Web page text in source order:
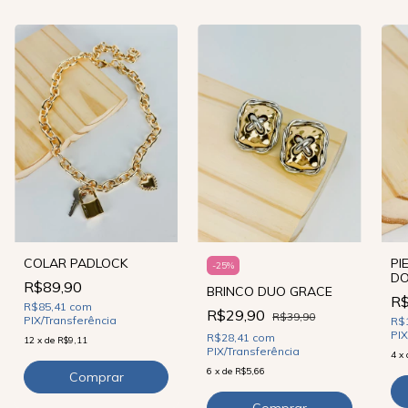
COLAR PADLOCK
R$89,90
R$85,41 com
PIX/Transferência
12 x de R$9,11
-25%
BRINCO DUO GRACE
R$29,90
R$39,90
R$28,41 com
PIX/Transferência
6 xde R$5,66
4 x